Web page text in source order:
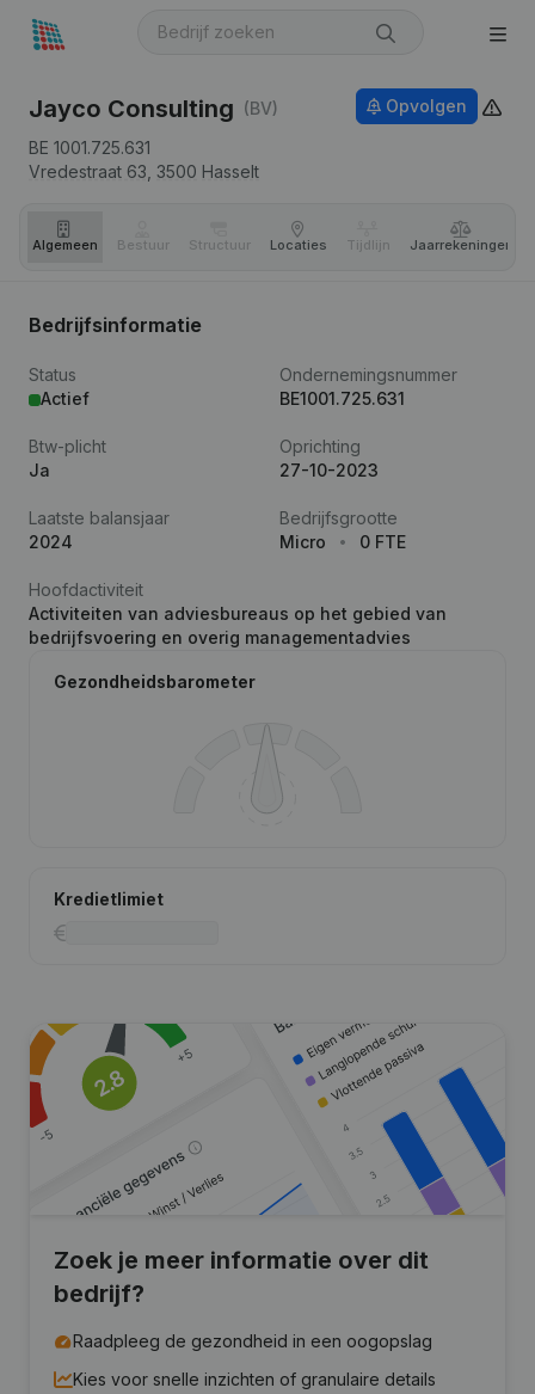
Jayco Consulting (BV)
BE 1001.725.631
Vredestraat 63, 3500 Hasselt
Opvolgen
Algemeen Bestuur Structuur Locaties Tijdlijn Jaar­rekeningen
Bedrijfsinformatie
Status
Actief
Ondernemingsnummer
BE1001.725.631
Btw-plicht
Ja
Oprichting
27-10-2023
Laatste balansjaar
2024
Bedrijfsgrootte
Micro
0 FTE
Hoofdactiviteit
Activiteiten van adviesbureaus op het gebied van
bedrijfsvoering en overig managementadvies
Gezondheidsbarometer
Kredietlimiet
Zoek je meer informatie over dit
bedrijf?
Raadpleeg de gezondheid in een oogopslag
Kies voor snelle inzichten of granulaire details